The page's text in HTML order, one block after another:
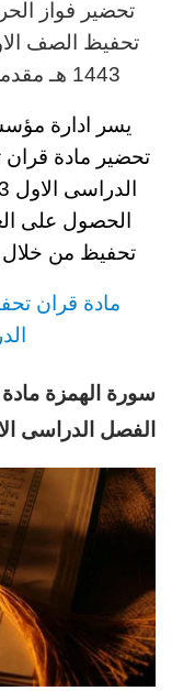
تحضير فواز
تحفيظ
الصف
1443 هـ
يسر ادارة
تحضير مادة قران
الدراسى الاول 1443 هـ
الحصول على
تحفيظ من خلال
مادة قران
سورة الهمزة
الفصل الدراسى الاول